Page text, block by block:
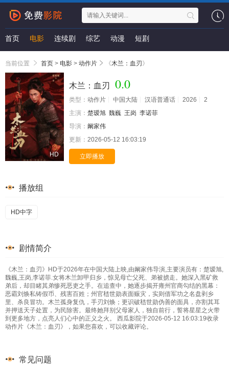
首页 电影 连续剧 综艺 动漫 短剧
当前位置 首页 > 电影 > 动作片 《木兰：血刃 》
HD
木兰：血刃 0.0
类型： 动作片 中国大陆 汉语普通话 2026
2
主演： 楚瑷旭 魏巍 王岗 李诺菲
导演： 阚家伟
更新： 2026-05-12 16:03:19
立即播放
播放组
HD中字
剧情简介
《木兰：血刃》HD于2026年在中国大陆上映,由阚家伟导演,主要演员有：楚瑷旭,
魏巍,王岗,李诺菲.女将木兰卸甲归乡，惊见母亡父死、弟被掳走。她深入黑矿救
弟后，却目睹其弟惨死恶吏之手。在追查中，她逐步揭开雍州官商勾结的黑幕：
恶霸刘焕私铸假币、残害百姓；州官嵇世勋表面赈灾，实则借军功之名盘剥乡
里、杀良冒功。木兰孤身复仇，手刃刘焕；更识破嵇世勋伪善的面具，亦割其耳
并押送天子处置，为民除害。最终她拜别父母家人，独自前行，誓将星星之火带
到更多地方，点亮人们心中的正义之火。 西瓜影院于2026-05-12 16:03:19收录
动作片《木兰：血刃》，如果您喜欢，可以收藏评论。
常见问题